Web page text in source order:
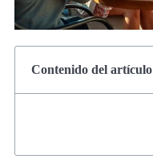
Contenido del artículo